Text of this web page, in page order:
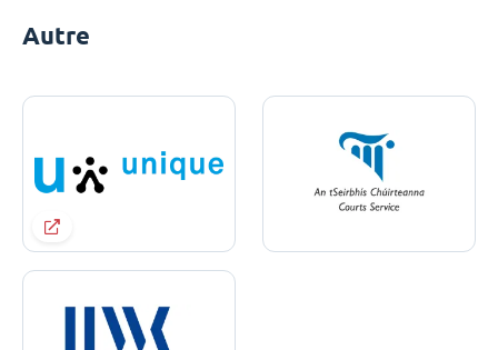
Autre